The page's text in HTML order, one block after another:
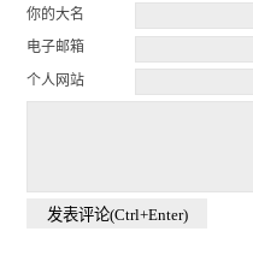
你的大名
电子邮箱
个人网站